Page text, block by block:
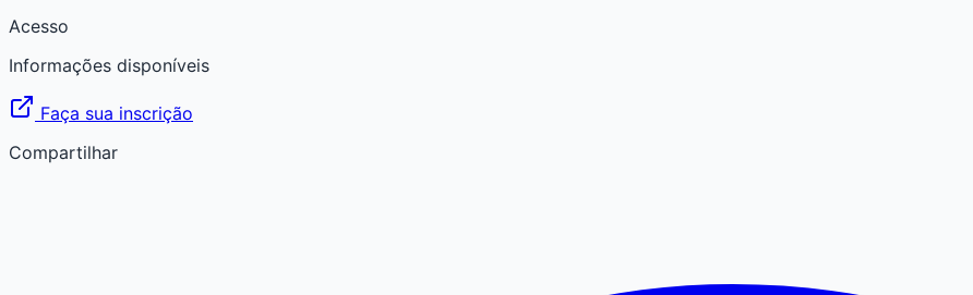
Acesso
Informações disponíveis
Faça sua inscrição
Compartilhar